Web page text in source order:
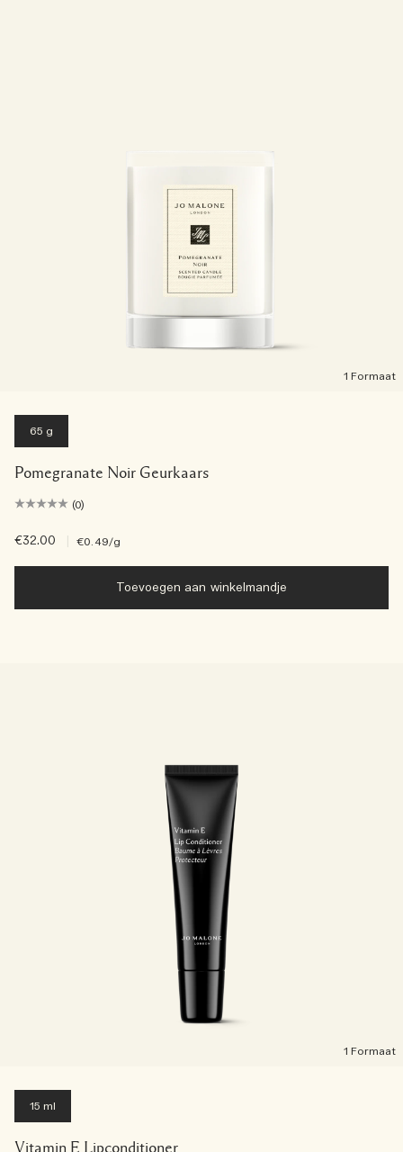
1 Formaat
65 g
Pomegranate Noir Geurkaars
(0)
€32.00 €0.49/g
Toevoegen aan winkelmandje
1 Formaat
15 ml
Vitamin E Lipconditioner